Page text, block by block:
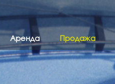
Аренда Продажа